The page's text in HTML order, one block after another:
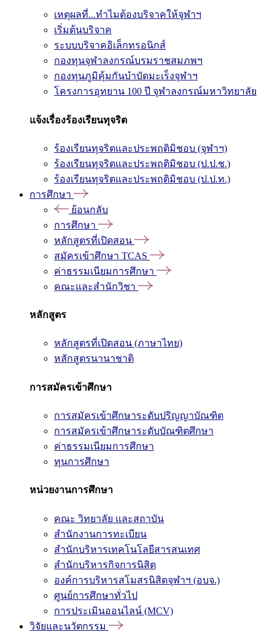
เหตุผลที่...ทำไมต้องบริจาคให้จุฬาฯ
เริ่มต้นบริจาค
ระบบบริจาคอิเล็กทรอนิกส์
กองทุนจุฬาลงกรณ์บรมราชสมภพฯ
กองทุนภูมิคุ้มกันบำบัดมะเร็งจุฬาฯ
โครงการอุทยาน 100 ปี จุฬาลงกรณ์มหาวิทยาลัย
แจ้งเรื่องร้องเรียนทุจริต
ร้องเรียนทุจริตและประพฤติมิชอบ (จุฬาฯ)
ร้องเรียนทุจริตและประพฤติมิชอบ (ป.ป.ช.)
ร้องเรียนทุจริตและประพฤติมิชอบ (ป.ป.ท.)
การศึกษา
ย้อนกลับ
การศึกษา
หลักสูตรที่เปิดสอน
สมัครเข้าศึกษา TCAS
ค่าธรรมเนียมการศึกษา
คณะและสำนักวิชา
หลักสูตร
หลักสูตรที่เปิดสอน (ภาษาไทย)
หลักสูตรนานาชาติ
การสมัครเข้าศึกษา
การสมัครเข้าศึกษาระดับปริญญาบัณฑิต
การสมัครเข้าศึกษาระดับบัณฑิตศึกษา
ค่าธรรมเนียมการศึกษา
ทุนการศึกษา
หน่วยงานการศึกษา
คณะ วิทยาลัย และสถาบัน
สำนักงานการทะเบียน
สำนักบริหารเทคโนโลยีสารสนเทศ
สำนักบริหารกิจการนิสิต
องค์การบริหารสโมสรนิสิตจุฬาฯ (อบจ.)
ศูนย์การศึกษาทั่วไป
การประเมินออนไลน์ (MCV)
วิจัยและนวัตกรรม